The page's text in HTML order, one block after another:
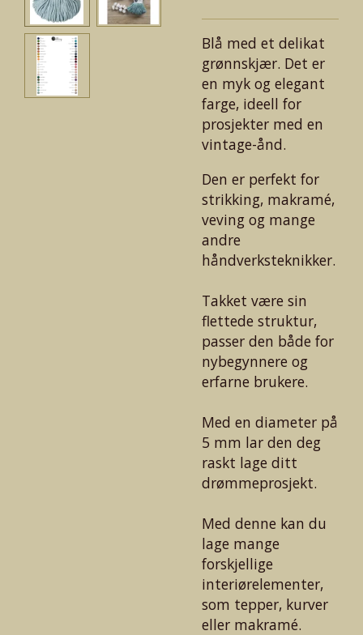
Blå med et delikat
grønnskjær. Det er
en myk og elegant
farge, ideell for
prosjekter med en
vintage-ånd.
Den er perfekt for
strikking, makramé,
veving og mange
andre
håndverksteknikker.
Takket være sin
flettede struktur,
passer den både for
nybegynnere og
erfarne brukere.
Med en diameter på
5 mm lar den deg
raskt lage ditt
drømmeprosjekt.
Med denne kan du
lage mange
forskjellige
interiørelementer,
som tepper, kurver
eller makramé.